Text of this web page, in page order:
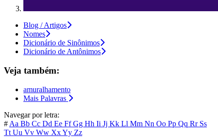
Blog / Artigos
Nomes
Dicionário de Sinônimos
Dicionário de Antônimos
Veja também:
amuralhamento
Mais Palavras
Navegar por letra:
# Aa Bb Cc Dd Ee FfGg Hh Ii Jj Kk Ll Mm Nn Oo Pp Qq Rr Ss
Tt Uu Vv Ww XxYy Zz